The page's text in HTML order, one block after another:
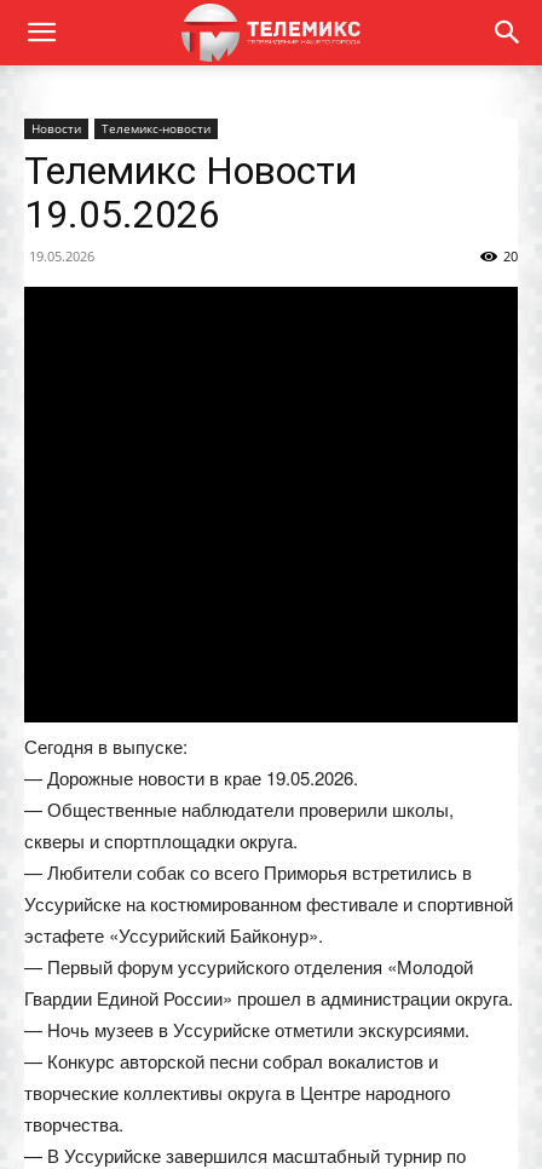
Новости Телемикс-новости
Телемикс Новости
19.05.2026
19.05.2026 20
Сегодня в выпуске:
— Дорожные новости в крае 19.05.2026.
— Общественные наблюдатели проверили школы,
скверы и спортплощадки округа.
— Любители собак со всего Приморья встретились в
Уссурийске на костюмированном фестивале и спортивной
эстафете «Уссурийский Байконур».
— Первый форум уссурийского отделения «Молодой
Гвардии Единой России» прошел в администрации округа.
— Ночь музеев в Уссурийске отметили экскурсиями.
— Конкурс авторской песни собрал вокалистов и
творческие коллективы округа в Центре народного
творчества.
— В Уссурийске завершился масштабный турнир по